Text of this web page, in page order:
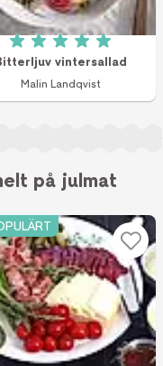
Betyg: 5 av 5 (4
vintersallad
Malin Landqvist
på julmat